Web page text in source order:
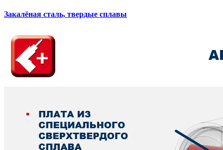
Закалёная сталь, твердые сплавы